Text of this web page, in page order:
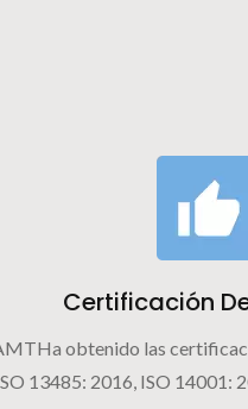
Certificación
obtenido las
13485: 2016, ISO 14001: